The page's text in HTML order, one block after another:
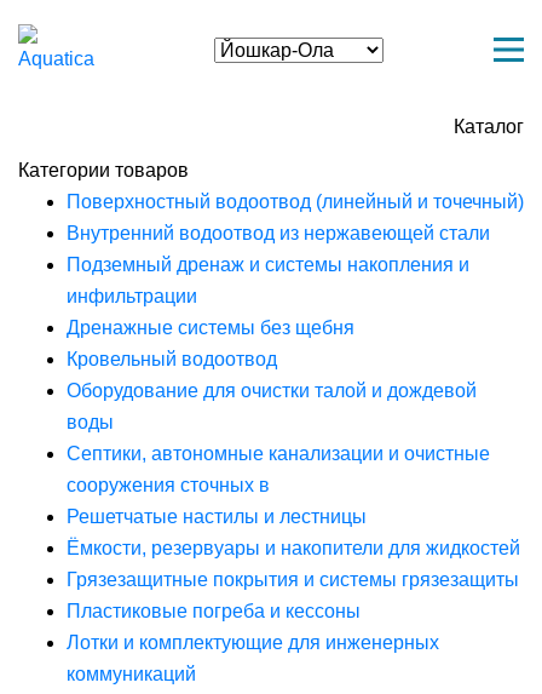
Каталог
Категории товаров
Поверхностный водоотвод (линейный и точечный)
Внутренний водоотвод из нержавеющей стали
Подземный дренаж и системы накопления и
инфильтрации
Дренажные системы без щебня
Кровельный водоотвод
Оборудование для очистки талой и дождевой
воды
Септики, автономные канализации и очистные
сооружения сточных в
Решетчатые настилы и лестницы
Ёмкости, резервуары и накопители для жидкостей
Грязезащитные покрытия и системы грязезащиты
Пластиковые погреба и кессоны
Лотки и комплектующие для инженерных
коммуникаций